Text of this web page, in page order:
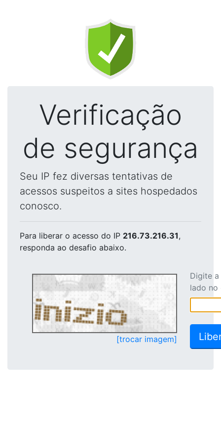
Verificação
de segurança
Seu IP fez diversas tentativas de
acessos suspeitos a sites hospedados
conosco.
Para liberar o acesso do IP 216.73.216.31,
responda ao desafio abaixo.
[trocar imagem]
Digite
lado no